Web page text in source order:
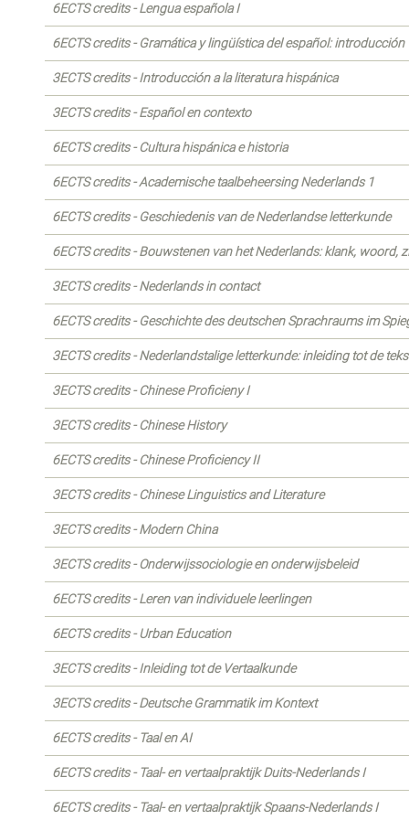
6ECTS credits - Lengua española I
6ECTS credits - Gramática y lingüística del español: introducción
3ECTS credits - Introducción a la literatura hispánica
3ECTS credits - Español en contexto
6ECTS credits - Cultura hispánica e historia
6ECTS credits - Academische taalbeheersing Nederlands 1
6ECTS credits - Geschiedenis van de Nederlandse letterkunde
6ECTS credits - Bouwstenen van het Nederlands: klank, woord,
3ECTS credits - Nederlands in contact
6ECTS credits - Geschichte des deutschen Sprachraums im
3ECTS credits - Nederlandstalige letterkunde: inleiding tot de
3ECTS credits - Chinese Proficieny I
3ECTS credits - Chinese History
6ECTS credits - Chinese Proficiency II
3ECTS credits - Chinese Linguistics and Literature
3ECTS credits - Modern China
3ECTS credits - Onderwijssociologie en onderwijsbeleid
6ECTS credits - Leren van individuele leerlingen
6ECTS credits - Urban Education
3ECTS credits - Inleiding tot de Vertaalkunde
3ECTS credits - Deutsche Grammatik im Kontext
6ECTS credits - Taal en AI
6ECTS credits - Taal- en vertaalpraktijk Duits-Nederlands I
6ECTS credits - Taal- en vertaalpraktijk Spaans-Nederlands I